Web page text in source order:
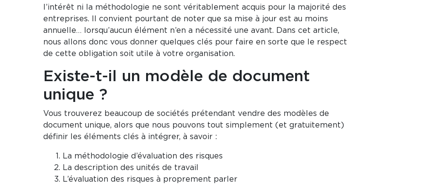
l’intérêt ni la méthodologie ne sont véritablement acquis pour la majorité des
entreprises. Il convient pourtant de noter que sa mise à jour est au moins
annuelle… lorsqu’aucun élément n’en a nécessité une avant. Dans cet article,
nous allons donc vous donner quelques clés pour faire en sorte que le respect
de cette obligation soit utile à votre organisation.
Existe-t-il un modèle de document
unique ?
Vous trouverez beaucoup de sociétés prétendant vendre des modèles de
document unique, alors que nous pouvons tout simplement (et gratuitement)
définir les éléments clés à intégrer, à savoir :
La méthodologie d’évaluation des risques
La description des unités de travail
L’évaluation des risques à proprement parler